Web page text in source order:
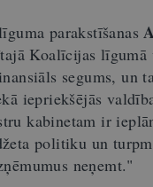
parakstīšanas
Koalīcijas līgumā
segums, un
iepriekšējās
kabinetam ir
politiku un
neņemt."